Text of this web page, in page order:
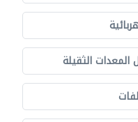
المعدات الثقيلة